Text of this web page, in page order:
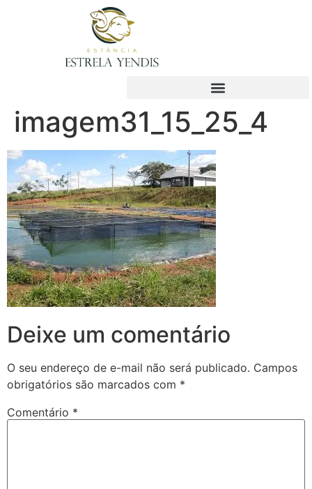
imagem31_15_25_4
Deixe um comentário
O seu endereço de e-mail não será publicado. Campos
obrigatórios são marcados com *
Comentário *